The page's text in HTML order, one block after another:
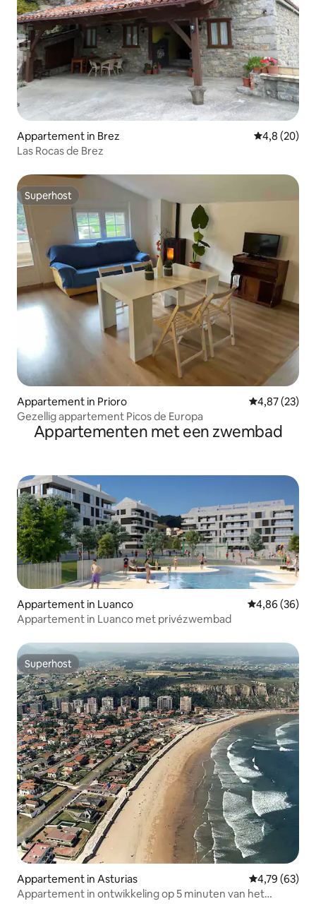
Appartement in Brez Gemiddelde
4,8 (20)
Las Rocas de Brez
Superhost
Superhost
Appartement in Prioro Gemiddelde
4,87 (23)
Gezellig appartement Picos de Europa
Appartementen met een zwembad
Appartement in Luanco Gemiddelde
4,86 (36)
Appartement in Luanco met privézwembad
Superhost
Superhost
Appartement in Asturias Gemiddelde
4,79 (63)
Appartement in ontwikkeling op 5 minuten van het